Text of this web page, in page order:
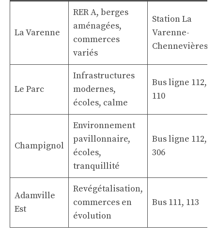
La Varenne
RER A, berges
aménagées,
commerces
variés
Station La
Varenne-
Chennevières
Le Parc
Infrastructures
modernes,
écoles, calme
Bus ligne 112,
110
Champignol
Environnement
pavillonnaire,
écoles,
tranquillité
Bus ligne 112,
306
Adamville
Est
Revégétalisation,
commerces en
évolution
Bus 111, 113